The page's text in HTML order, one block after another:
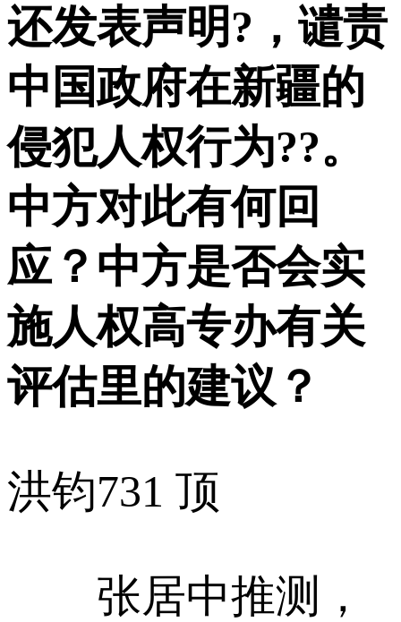
还发表声明?，谴责
中国政府在新疆的
侵犯人权行为??。
中方对此有何回
应？中方是否会实
施人权高专办有关
评估里的建议？
洪钧731 顶
张居中推测，